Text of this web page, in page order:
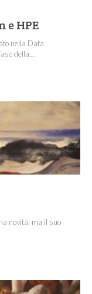
e HPE
nella Data
della...
novità, ma il suo